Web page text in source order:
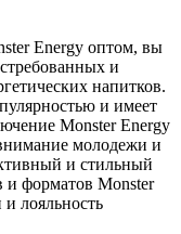
Energy оптом, вы
и
напитков.
и имеет
Monster Energy
молодежи и
и стильный
и форматов Monster
лояльность